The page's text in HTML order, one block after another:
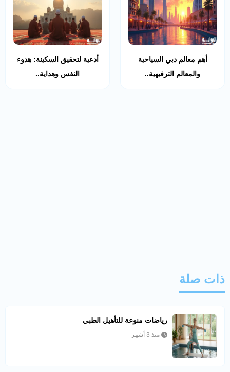
أهم معالم دبي السياحية
والمعالم الترفيهية..
أدعية لتحقيق السكينة: هدوء
النفس وهداية..
ذات صلة
رياضات منوعة للتأهيل الطبي
منذ 3 أشهر